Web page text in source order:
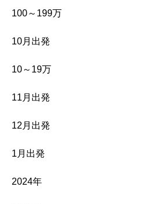
100～199万
10月出発
10～19万
11月出発
12月出発
1月出発
2024年